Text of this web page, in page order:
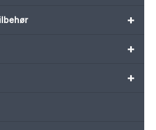
+
+
+